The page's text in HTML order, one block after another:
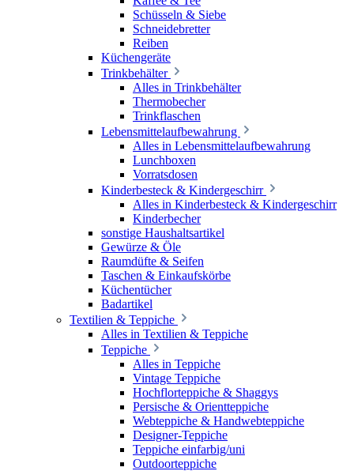
Schüsseln & Siebe
Schneidebretter
Reiben
Küchengeräte
Trinkbehälter
Alles in Trinkbehälter
Thermobecher
Trinkflaschen
Lebensmittelaufbewahrung
Alles in Lebensmittelaufbewahrung
Lunchboxen
Vorratsdosen
Kinderbesteck & Kindergeschirr
Alles in Kinderbesteck & Kindergeschirr
Kinderbecher
sonstige Haushaltsartikel
Gewürze & Öle
Raumdüfte & Seifen
Taschen & Einkaufskörbe
Küchentücher
Badartikel
Textilien & Teppiche
Alles in Textilien & Teppiche
Teppiche
Alles in Teppiche
Vintage Teppiche
Hochflorteppiche & Shaggys
Persische & Orientteppiche
Webteppiche & Handwebteppiche
Designer-Teppiche
Teppiche einfarbig/uni
Outdoorteppiche